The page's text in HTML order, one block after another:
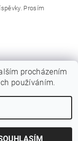
Prosím
nastavení cookies
procházením
používáním.